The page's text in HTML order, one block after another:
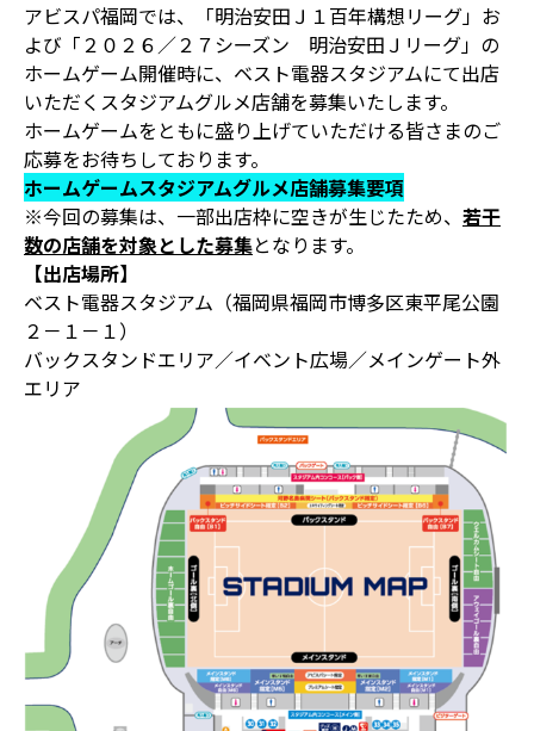
アビスパ福岡では、「明治安田Ｊ１百年構想リーグ」お
よび「２０２６／２７シーズン 明治安田Ｊリーグ」の
ホームゲーム開催時に、ベスト電器スタジアムにて出店
いただくスタジアムグルメ店舗を募集いたします。
ホームゲームをともに盛り上げていただける皆さまのご
応募をお待ちしております。
ホームゲームスタジアムグルメ店舗募集要項
※今回の募集は、一部出店枠に空きが生じたため、 若干
数の店舗を対象とした募集となります。
【出店場所】
ベスト電器スタジアム（福岡県福岡市博多区東平尾公園
２－１－１）
バックスタンドエリア／イベント広場／メインゲート外
エリア